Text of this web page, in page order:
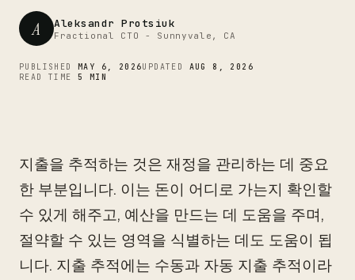
A Aleksandr Protsiuk
Fractional CTO - Sunnyvale, CA
PUBLISHED MAY 6, 2026UPDATED AUG 8, 2026
READ TIME 5 MIN
지출을 추적하는 것은 재정을 관리하는 데 중요
한 부분입니다. 이는 돈이 어디로 가는지 확인할
수 있게 해주고, 예산을 만드는 데 도움을 주며,
절약할 수 있는 영역을 식별하는 데도 도움이 됩
니다. 지출 추적에는 수동과 자동 지출 추적이라